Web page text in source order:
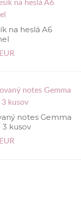
na heslá A6
notes Gemma
3 kusov